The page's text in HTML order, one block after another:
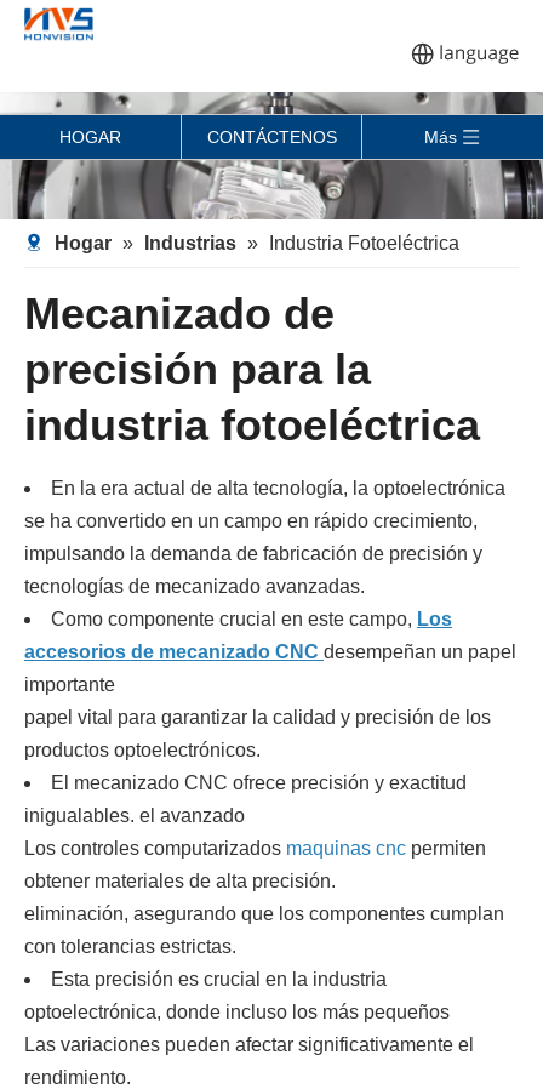
HOGAR CONTÁCTENOS Más
Hogar » Industrias » Industria Fotoeléctrica
Mecanizado de
precisión para la
industria fotoeléctrica
En la era actual de alta tecnología, la optoelectrónica
se ha convertido en un campo en rápido crecimiento,
impulsando la demanda de fabricación de precisión y
tecnologías de mecanizado avanzadas.
Como componente crucial en este campo, Los
accesorios de mecanizado CNC desempeñan un papel
importante
papel vital para garantizar la calidad y precisión de los
productos optoelectrónicos.
El mecanizado CNC ofrece precisión y exactitud
inigualables. el avanzado
Los controles computarizados maquinas cnc permiten
obtener materiales de alta precisión.
eliminación, asegurando que los componentes cumplan
con tolerancias estrictas.
Esta precisión es crucial en la industria
optoelectrónica, donde incluso los más pequeños
Las variaciones pueden afectar significativamente el
rendimiento.